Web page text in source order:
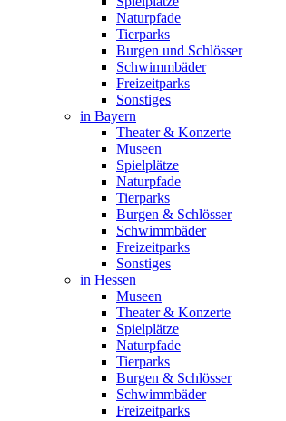
Naturpfade
Tierparks
Burgen und Schlösser
Schwimmbäder
Freizeitparks
Sonstiges
in Bayern
Theater & Konzerte
Museen
Spielplätze
Naturpfade
Tierparks
Burgen & Schlösser
Schwimmbäder
Freizeitparks
Sonstiges
in Hessen
Museen
Theater & Konzerte
Spielplätze
Naturpfade
Tierparks
Burgen & Schlösser
Schwimmbäder
Freizeitparks